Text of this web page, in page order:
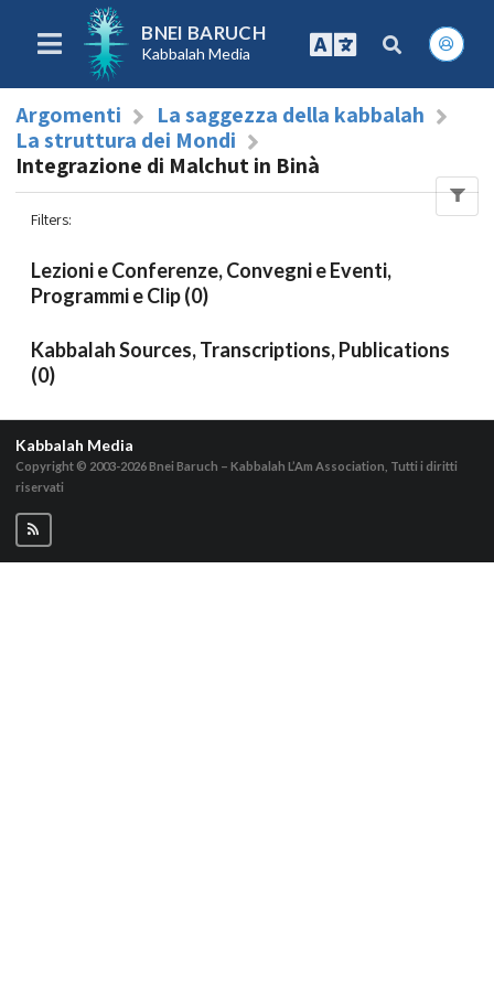
BNEI BARUCH
Kabbalah Media
Argomenti
La saggezza della kabbalah
La struttura dei Mondi
Integrazione di Malchut in Binà
Filters:
Lezioni e Conferenze, Convegni e Eventi,
Programmi e Clip (0)
Kabbalah Sources, Transcriptions, Publications
(0)
Kabbalah Media
Copyright © 2003-2026Bnei Baruch – Kabbalah L’Am Association, Tutti i diritti
riservati